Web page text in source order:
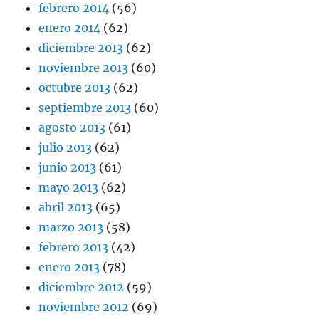
febrero 2014 (56)
enero 2014 (62)
diciembre 2013 (62)
noviembre 2013 (60)
octubre 2013 (62)
septiembre 2013 (60)
agosto 2013 (61)
julio 2013 (62)
junio 2013 (61)
mayo 2013 (62)
abril 2013 (65)
marzo 2013 (58)
febrero 2013 (42)
enero 2013 (78)
diciembre 2012 (59)
noviembre 2012 (69)